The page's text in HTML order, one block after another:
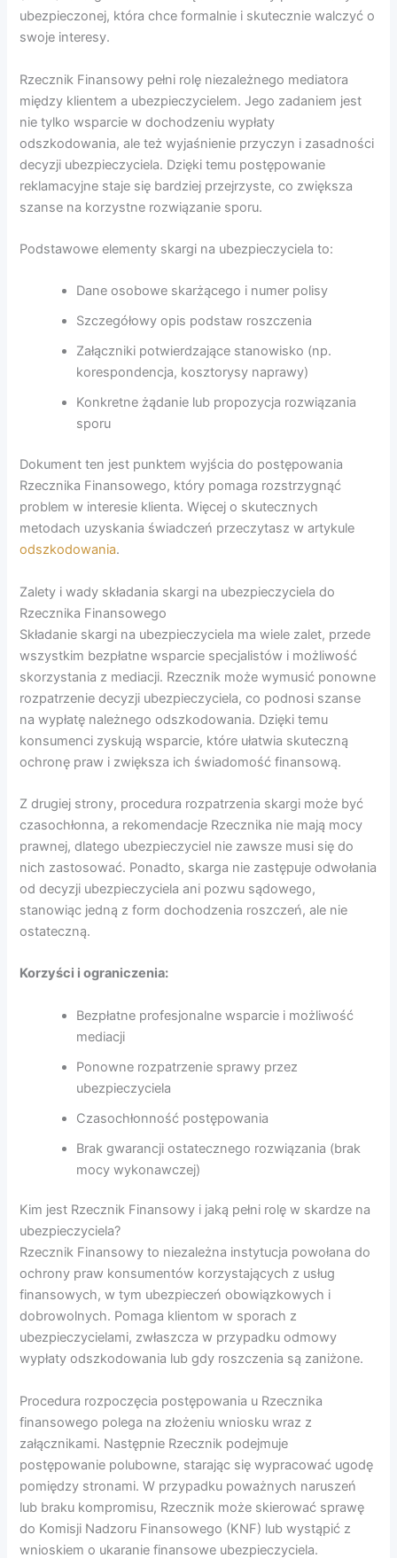
ubezpieczonej, która chce formalnie i skutecznie walczyć o
swoje interesy.
Rzecznik Finansowy pełni rolę niezależnego mediatora
między klientem a ubezpieczycielem. Jego zadaniem jest
nie tylko wsparcie w dochodzeniu wypłaty
odszkodowania, ale też wyjaśnienie przyczyn i zasadności
decyzji ubezpieczyciela. Dzięki temu postępowanie
reklamacyjne staje się bardziej przejrzyste, co zwiększa
szanse na korzystne rozwiązanie sporu.
Podstawowe elementy skargi na ubezpieczyciela to:
Dane osobowe skarżącego i numer polisy
Szczegółowy opis podstaw roszczenia
Załączniki potwierdzające stanowisko (np.
korespondencja, kosztorysy naprawy)
Konkretne żądanie lub propozycja rozwiązania
sporu
Dokument ten jest punktem wyjścia do postępowania
Rzecznika Finansowego, który pomaga rozstrzygnąć
problem w interesie klienta. Więcej o skutecznych
metodach uzyskania świadczeń przeczytasz w artykule
odszkodowania.
Zalety i wady składania skargi na ubezpieczyciela do
Rzecznika Finansowego
Składanie skargi na ubezpieczyciela ma wiele zalet, przede
wszystkim bezpłatne wsparcie specjalistów i możliwość
skorzystania z mediacji. Rzecznik może wymusić ponowne
rozpatrzenie decyzji ubezpieczyciela, co podnosi szanse
na wypłatę należnego odszkodowania. Dzięki temu
konsumenci zyskują wsparcie, które ułatwia skuteczną
ochronę praw i zwiększa ich świadomość finansową.
Z drugiej strony, procedura rozpatrzenia skargi może być
czasochłonna, a rekomendacje Rzecznika nie mają mocy
prawnej, dlatego ubezpieczyciel nie zawsze musi się do
nich zastosować. Ponadto, skarga nie zastępuje odwołania
od decyzji ubezpieczyciela ani pozwu sądowego,
stanowiąc jedną z form dochodzenia roszczeń, ale nie
ostateczną.
Korzyści i ograniczenia:
Bezpłatne profesjonalne wsparcie i możliwość
mediacji
Ponowne rozpatrzenie sprawy przez
ubezpieczyciela
Czasochłonność postępowania
Brak gwarancji ostatecznego rozwiązania (brak
mocy wykonawczej)
Kim jest Rzecznik Finansowy i jaką pełni rolę w skardze na
ubezpieczyciela?
Rzecznik Finansowy to niezależna instytucja powołana do
ochrony praw konsumentów korzystających z usług
finansowych, w tym ubezpieczeń obowiązkowych i
dobrowolnych. Pomaga klientom w sporach z
ubezpieczycielami, zwłaszcza w przypadku odmowy
wypłaty odszkodowania lub gdy roszczenia są zaniżone.
Procedura rozpoczęcia postępowania u Rzecznika
finansowego polega na złożeniu wniosku wraz z
załącznikami. Następnie Rzecznik podejmuje
postępowanie polubowne, starając się wypracować ugodę
pomiędzy stronami. W przypadku poważnych naruszeń
lub braku kompromisu, Rzecznik może skierować sprawę
do Komisji Nadzoru Finansowego (KNF) lub wystąpić z
wnioskiem o ukaranie finansowe ubezpieczyciela.